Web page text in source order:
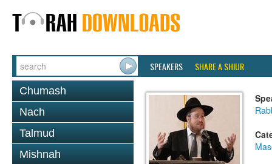
SPEAKERS SHARE A SHIUR
Chumash
Nach
Talmud
Mishnah